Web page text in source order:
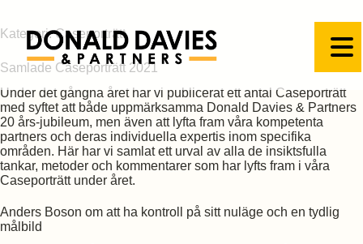
Kategori:Caseporträtt
Samlade Caseporträtt 2021
Under det gångna året har vi publicerat ett antal Caseporträtt
med syftet att både uppmärksamma Donald Davies & Partners
20 års-jubileum, men även att lyfta fram våra kompetenta
partners och deras individuella expertis inom specifika
områden. Här har vi samlat ett urval av alla de insiktsfulla
tankar, metoder och kommentarer som har lyfts fram i våra
Caseporträtt under året.
Anders Boson om att ha kontroll på sitt nuläge och en tydlig
målbild